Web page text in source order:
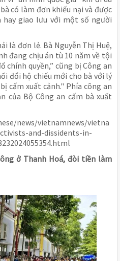
có làm đơn khiếu nại và được
giao lưu với một số người
là đơn lẻ. Bà Nguyễn Thị Huệ,
đang chịu án tù 10 năm về tội
quyền,” cũng bị Công an
đổi hộ chiếu mới cho bà với lý
cấm xuất cảnh." Phía công an
của Bộ Công an cấm bà xuất
news/vietnamnews/vietna
and-dissidents-in-
ở Thanh Hoá, đòi tiền làm